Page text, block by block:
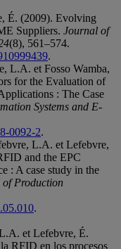
É. (2009). Evolving
Suppliers. Journal of
(8), 561–574.
.
L.A. et Fosso Wamba,
for the Evaluation of
: The Case
Systems and E-
0092-2.
L.A. et Lefebvre,
and the EPC
: A case study in the
Production
.
et Lefebvre, É.
RFID en los procesos